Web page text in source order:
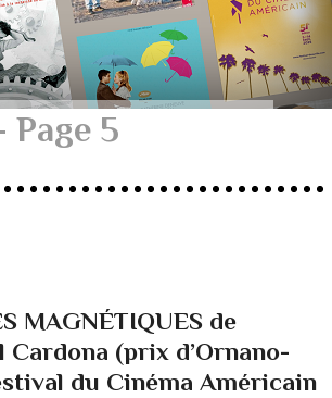
Page 5
MAGNÉTIQUES de
Cardona (prix d’Ornano-
du Cinéma Américain